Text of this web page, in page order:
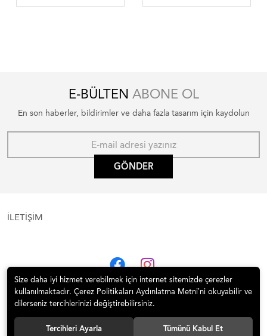
E-BÜLTEN ABONE OL
En son haberler, bildirimler ve daha fazla tasarım için kaydolun
GÖNDER
İLETİŞİM
© 2020 İTÜ Vakfı Satış Mekanı | 1773 İTÜ Tüm hakları saklıdır.
Size daha iyi hizmet verebilmek için internet sitemizde çerezler
kullanılmaktadır. Çerez Politikaları Aydınlatma Metni’ni okuyabilir ve
dilerseniz tercihlerinizi değiştirebilirsiniz.
Tercihleri Ayarla Tümünü Kabul Et